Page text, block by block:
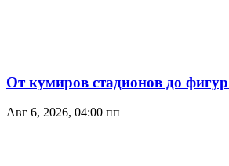
От кумиров стадионов до
Авг 6, 2026, 04:00 пп